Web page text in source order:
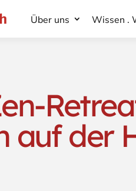
Über uns Wissen .
Über uns Wissen .
auf der